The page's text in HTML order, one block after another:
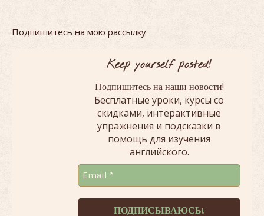
Подпишитесь на мою рассылку
Keep yourself posted!
Подпишитесь на наши новости!
Бесплатные уроки, курсы со
скидками, интерактивные
упражнения и подсказки в
помощь для изучения
английского.